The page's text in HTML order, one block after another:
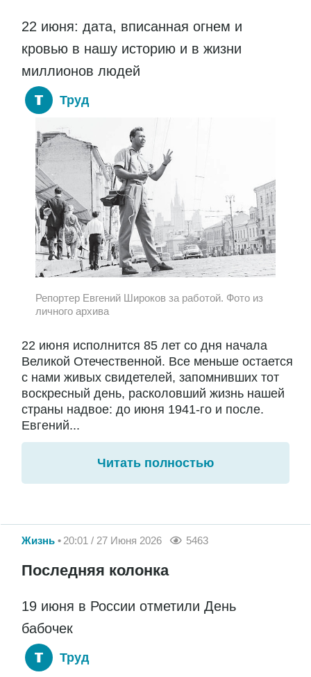
22 июня: дата, вписанная огнем и
кровью в нашу историю и в жизни
миллионов людей
Труд
Репортер Евгений Широков за работой. Фото из
личного архива
22 июня исполнится 85 лет со дня начала
Великой Отечественной. Все меньше остается
с нами живых свидетелей, запомнивших тот
воскресный день, расколовший жизнь нашей
страны надвое: до июня 1941-го и после.
Евгений...
Читать полностью
Жизнь 20:01 / 27 Июня 2026 5463
Последняя колонка
19 июня в России отметили День
бабочек
Труд